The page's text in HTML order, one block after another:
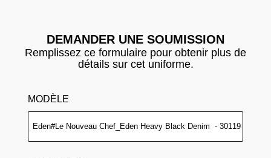
DEMANDER UNE SOUMISSION
Remplissez ce formulaire pour obtenir plus de
détails sur cet uniforme.
MODÈLE